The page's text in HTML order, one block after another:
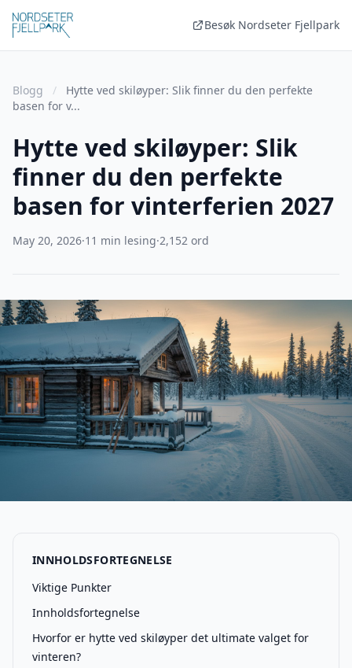
Besøk Nordseter Fjellpark
Blogg /
Hytte ved skiløyper: Slik finner du den perfekte
basen for v...
Hytte ved skiløyper: Slik
finner du den perfekte
basen for vinterferien 2027
May 20, 2026·11 min lesing·2,152 ord
INNHOLDSFORTEGNELSE
Viktige Punkter
Innholdsfortegnelse
Hvorfor er hytte ved skiløyper det ultimate valget for
vinteren?